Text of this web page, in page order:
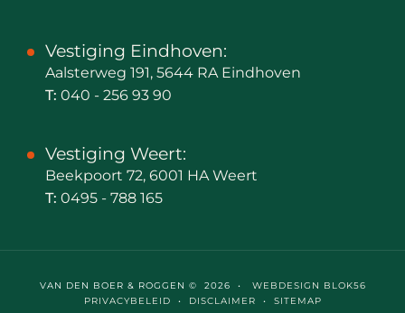
Vestiging Eindhoven:
Aalsterweg 191, 5644 RA Eindhoven
T: 040 - 256 93 90
Vestiging Weert:
Beekpoort 72, 6001 HA Weert
T: 0495 - 788 165
VAN DEN BOER & ROGGEN © 2026 •
WEBDESIGN BLOK56
PRIVACYBELEID • DISCLAIMER • SITEMAP